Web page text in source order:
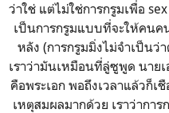
ว่าใช่ แต่ไม่ใช่การกรูมเพื่อ
เป็นการกรูมแบบที่จะให้คนค
หลัง (การกรูมมิ่งไม่จำเป็นว่
เราว่ามันเหมือนที่ลู่ซูพูด นาย
คือพระเอก พอถึงเวลาแล้วก็
เหตุสมผลมากด้วย เราว่ากา